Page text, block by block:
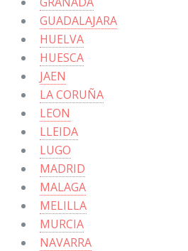
GUADALAJARA
HUELVA
HUESCA
JAEN
LA CORUÑA
LEON
LLEIDA
LUGO
MADRID
MALAGA
MELILLA
MURCIA
NAVARRA